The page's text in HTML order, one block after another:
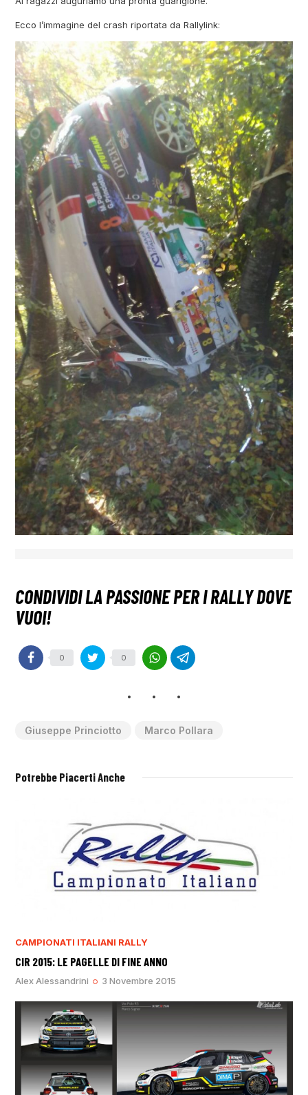
Ecco l’immagine del crash riportata da Rallylink:
0 0
Giuseppe Princiotto Marco Pollara
Potrebbe Piacerti Anche
CAMPIONATI ITALIANI RALLY
CIR 2015: LE PAGELLE DI FINE ANNO
Alex Alessandrini 3 Novembre 2015